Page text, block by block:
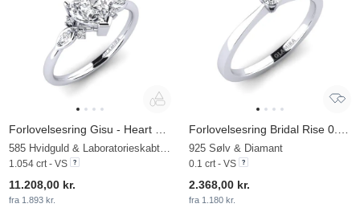
1.054 crt - VS
11.208,00 kr.
fra 1.893 kr.
925 Sølv & Diamant
0.1 crt - VS
2.368,00 kr.
fra 1.180 kr.